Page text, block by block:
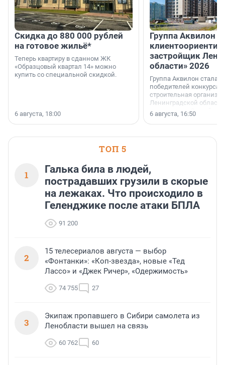
Скидка до 880 000 рублей
на готовое жильё*
Теперь квартиру в сданном ЖК
«Образцовый квартал 14» можно
купить со специальной скидкой.
6 августа, 18:00
Группа Аквилон
застройщик
области» 2026
Группа Аквилон стала
победителей конкурса
строительная
Ленинградской области
номинации «Самый
застройщик
6 августа, 16:50
ТОП 5
1
Галька била в людей,
пострадавших грузили в скорые
на лежаках. Что происходило в
Геленджике после атаки БПЛА
91 200
2
15 телесериалов августа — выбор
«Фонтанки»: «Коп-звезда», новые «Тед
Лассо» и «Джек Ричер», «Одержимость»
74 755 27
3
Экипаж пропавшего в Сибири самолета из
Ленобласти вышел на связь
60 762 60